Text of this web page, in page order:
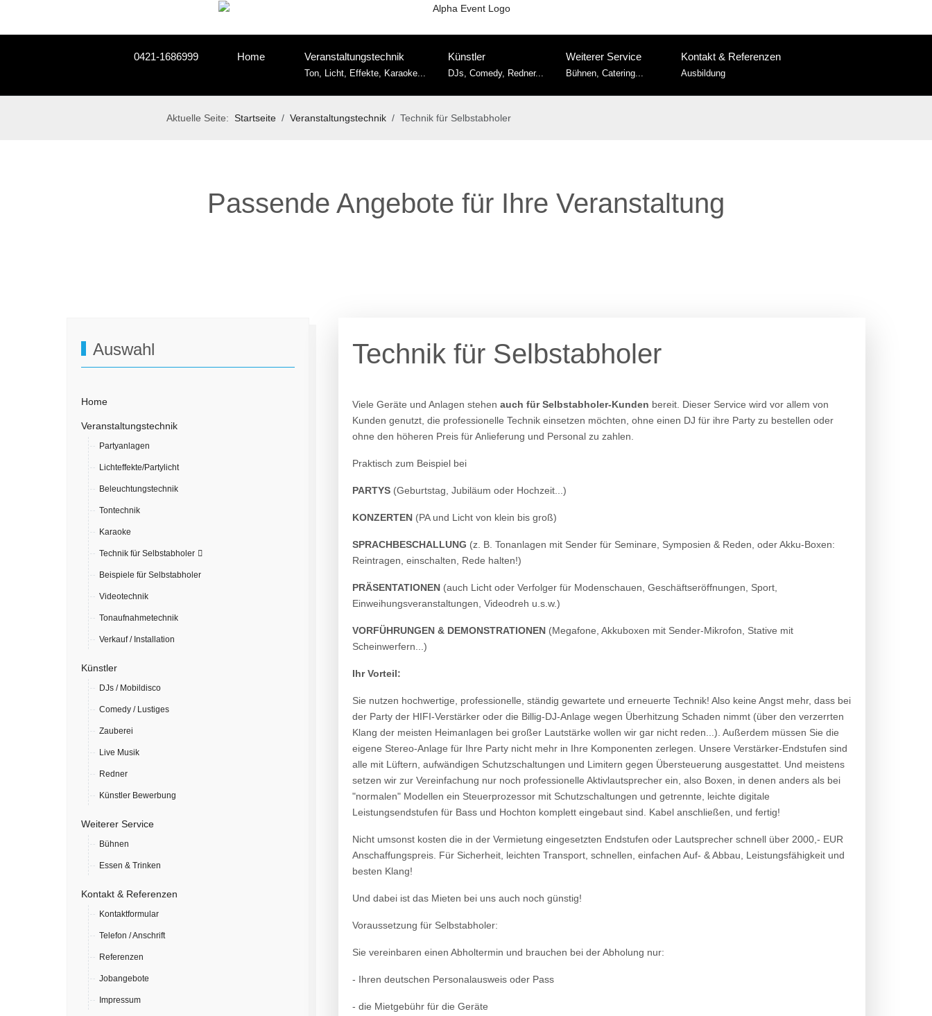
0421-1686999 Home Veranstaltungstechnik
Ton, Licht, Effekte, Karaoke...
Künstler
DJs, Comedy, Redner...
Weiterer Service
Bühnen, Catering...
Kontakt & Referenzen
Ausbildung
Aktuelle Seite: Startseite Veranstaltungstechnik Technik für Selbstabholer
Passende Angebote für Ihre Veranstaltung
Auswahl
Home
Veranstaltungstechnik
Partyanlagen
Lichteffekte/Partylicht
Beleuchtungstechnik
Tontechnik
Karaoke
Technik für Selbstabholer
Beispiele für Selbstabholer
Videotechnik
Tonaufnahmetechnik
Verkauf / Installation
Künstler
DJs / Mobildisco
Comedy / Lustiges
Zauberei
Live Musik
Redner
Künstler Bewerbung
Weiterer Service
Bühnen
Essen & Trinken
Kontakt & Referenzen
Kontaktformular
Telefon / Anschrift
Referenzen
Jobangebote
Impressum
Technik für Selbstabholer
Viele Geräte und Anlagen stehen auch für Selbstabholer-Kunden bereit. Dieser Service wird vor allem von
Kunden genutzt, die professionelle Technik einsetzen möchten, ohne einen DJ für ihre Party zu bestellen oder
ohne den höheren Preis für Anlieferung und Personal zu zahlen.
Praktisch zum Beispiel bei
PARTYS (Geburtstag, Jubiläum oder Hochzeit...)
KONZERTEN (PA und Licht von klein bis groß)
SPRACHBESCHALLUNG (z. B. Tonanlagen mit Sender für Seminare, Symposien & Reden, oder Akku-Boxen:
Reintragen, einschalten, Rede halten!)
PRÄSENTATIONEN (auch Licht oder Verfolger für Modenschauen, Geschäftseröffnungen, Sport,
Einweihungsveranstaltungen, Videodreh u.s.w.)
VORFÜHRUNGEN & DEMONSTRATIONEN (Megafone, Akkuboxen mit Sender-Mikrofon, Stative mit
Scheinwerfern...)
Ihr Vorteil:
Sie nutzen hochwertige, professionelle, ständig gewartete und erneuerte Technik! Also keine Angst mehr, dass bei
der Party der HIFI-Verstärker oder die Billig-DJ-Anlage wegen Überhitzung Schaden nimmt (über den verzerrten
Klang der meisten Heimanlagen bei großer Lautstärke wollen wir gar nicht reden...). Außerdem müssen Sie die
eigene Stereo-Anlage für Ihre Party nicht mehr in Ihre Komponenten zerlegen. Unsere Verstärker-Endstufen sind
alle mit Lüftern, aufwändigen Schutzschaltungen und Limitern gegen Übersteuerung ausgestattet. Und meistens
setzen wir zur Vereinfachung nur noch professionelle Aktivlautsprecher ein, also Boxen, in denen anders als bei
"normalen" Modellen ein Steuerprozessor mit Schutzschaltungen und getrennte, leichte digitale
Leistungsendstufen für Bass und Hochton komplett eingebaut sind. Kabel anschließen, und fertig!
Nicht umsonst kosten die in der Vermietung eingesetzten Endstufen oder Lautsprecher schnell über 2000,- EUR
Anschaffungspreis. Für Sicherheit, leichten Transport, schnellen, einfachen Auf- & Abbau, Leistungsfähigkeit und
besten Klang!
Und dabei ist das Mieten bei uns auch noch günstig!
Voraussetzung für Selbstabholer:
Sie vereinbaren einen Abholtermin und brauchen bei der Abholung nur:
- Ihren deutschen Personalausweis oder Pass
- die Mietgebühr für die Geräte